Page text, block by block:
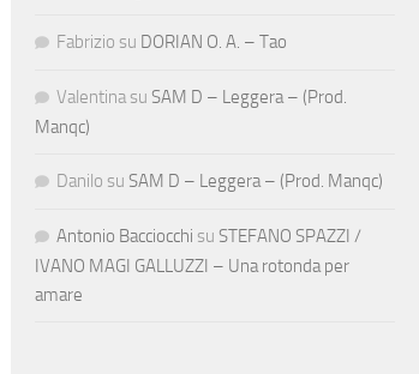
Fabrizio su DORIAN O. A. – Tao
Valentina su SAM D – Leggera – (Prod.
Manqc)
Danilo su SAM D – Leggera – (Prod. Manqc)
Antonio Bacciocchi su STEFANO SPAZZI /
IVANO MAGI GALLUZZI – Una rotonda per
amare